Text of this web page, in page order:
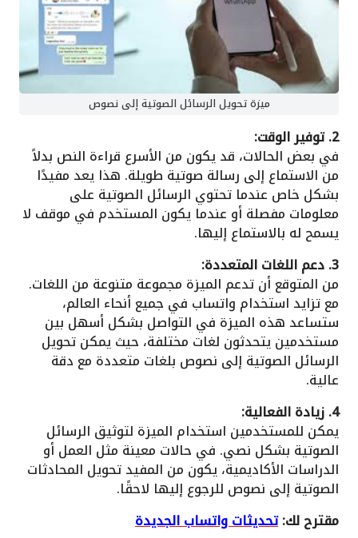
ميزة تحويل الرسائل الصوتية إلى نصوص
2. توفير الوقت:
في بعض الحالات، قد يكون من الأسرع قراءة النص بدلاً
من الاستماع إلى رسالة صوتية طويلة. هذا يعد مفيدًا
بشكل خاص عندما تحتوي الرسائل الصوتية على
معلومات مفصلة أو عندما يكون المستخدم في موقف لا
يسمح له بالاستماع إليها.
3. دعم اللغات المتعددة:
من المتوقع أن تدعم الميزة مجموعة متنوعة من اللغات.
مع تزايد استخدام واتساب في جميع أنحاء العالم،
ستساعد هذه الميزة في التواصل بشكل أسهل بين
مستخدمين يتحدثون لغات مختلفة، حيث يمكن تحويل
الرسائل الصوتية إلى نصوص بلغات متعددة مع دقة
عالية.
4. زيادة الفعالية:
يمكن للمستخدمين استخدام الميزة لتوثيق الرسائل
الصوتية بشكل نصي. في حالات معينة مثل العمل أو
الدراسات الأكاديمية، يكون من المفيد تحويل المحادثات
الصوتية إلى نصوص للرجوع إليها لاحقًا.
مقترح لك:تحديثات واتساب الجديدة